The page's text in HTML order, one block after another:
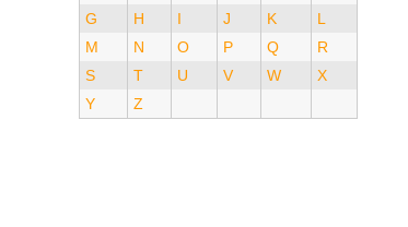
G
H I J K
L
M
N O P Q
R
S
T U V W
X
Y
Z